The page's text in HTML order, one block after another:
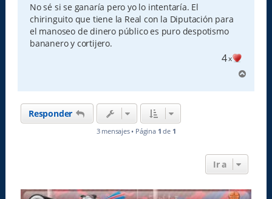
No sé si se ganaría pero yo lo intentaría. El
chiringuito que tiene la Real con la Diputación para
el manoseo de dinero público es puro despotismo
bananero y cortijero.
4x
r
Responder
3 mensajes • Página 1 de 1
Ir a